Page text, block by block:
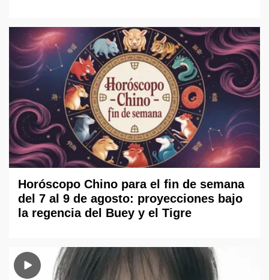
Horóscopo Chino para el fin de semana
del 7 al 9 de agosto: proyecciones bajo
la regencia del Buey y el Tigre